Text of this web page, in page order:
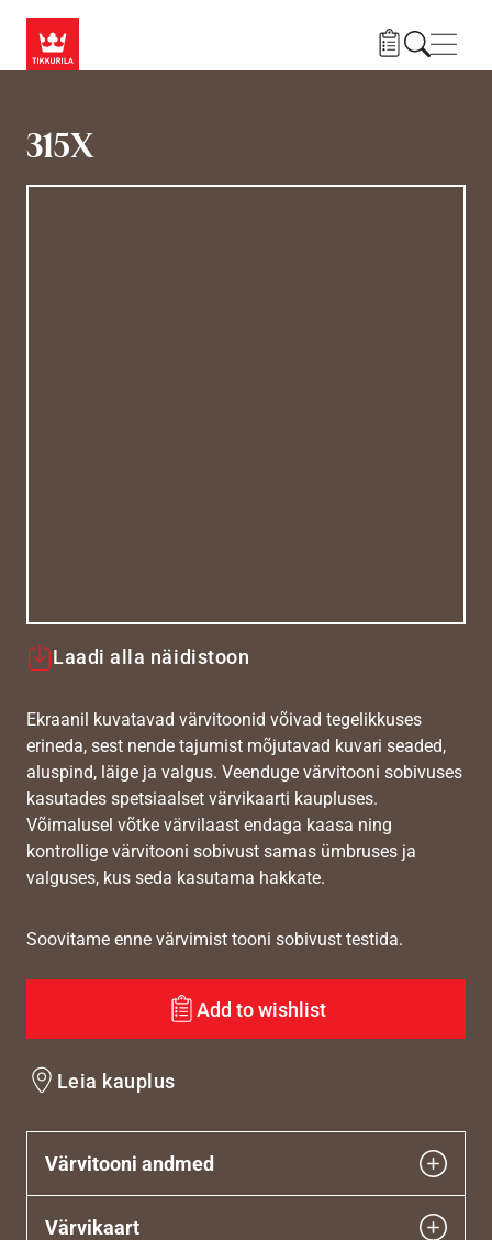
315X
Laadi alla näidistoon
Ekraanil kuvatavad värvitoonid võivad tegelikkuses
erineda, sest nende tajumist mõjutavad kuvari seaded,
aluspind, läige ja valgus. Veenduge värvitooni sobivuses
kasutades spetsiaalset värvikaarti kaupluses.
Võimalusel võtke värvilaast endaga kaasa ning
kontrollige värvitooni sobivust samas ümbruses ja
valguses, kus seda kasutama hakkate.
Soovitame enne värvimist tooni sobivust testida.
Add to wishlist
Leia kauplus
Värvitooni andmed
Värvikaart